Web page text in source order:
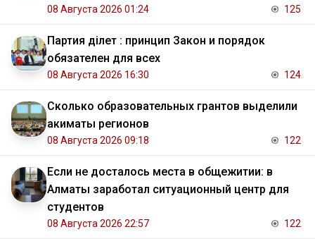
08 Августа 2026 01:24 125
Партия Әділет : принцип Закон и порядок
обязателен для всех
08 Августа 2026 16:30 124
Сколько образовательных грантов выделили
акиматы регионов
08 Августа 2026 09:18 122
Если не досталось места в общежитии: в
Алматы заработал ситуационный центр для
студентов
08 Августа 2026 22:57 122